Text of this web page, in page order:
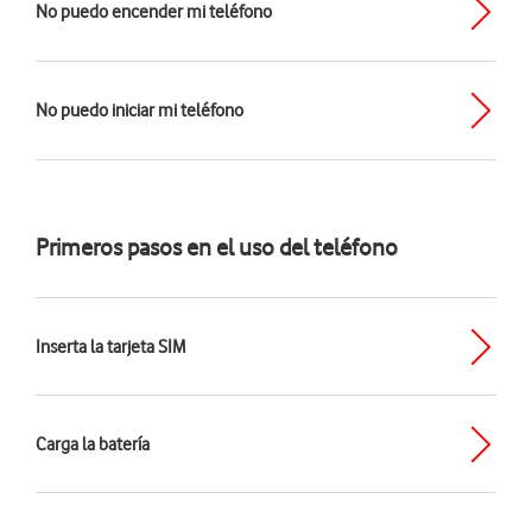
No puedo encender mi teléfono
No puedo iniciar mi teléfono
Primeros pasos en el uso del teléfono
Inserta la tarjeta SIM
Carga la batería